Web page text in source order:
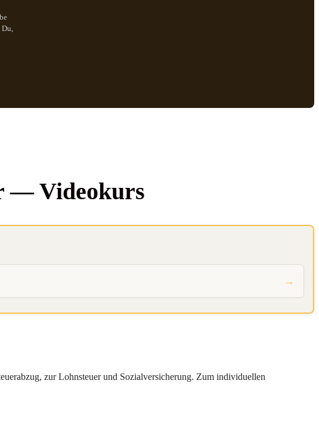
— Videokurs
→
, zurLohnsteuerund Sozialversicherung. Zum individuellen